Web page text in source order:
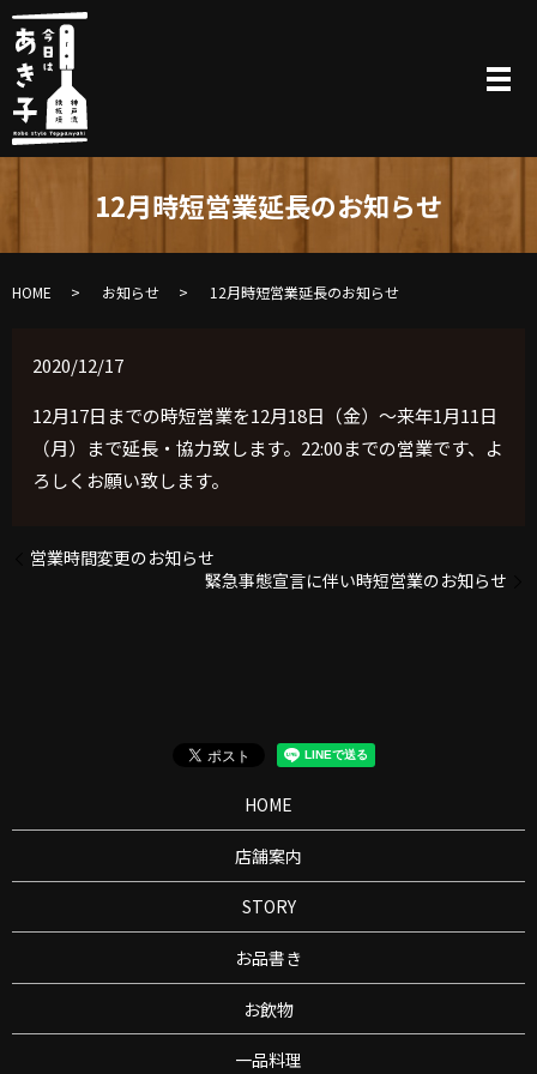
12月時短営業延長のお知らせ
HOME お知らせ 12月時短営業延長のお知らせ
2020/12/17
12月17日までの時短営業を12月18日（金）〜来年1月11日
（月）まで延長・協力致します。22:00までの営業です、よ
ろしくお願い致します。
営業時間変更のお知らせ
緊急事態宣言に伴い時短営業のお知らせ
HOME
店舗案内
STORY
お品書き
お飲物
一品料理